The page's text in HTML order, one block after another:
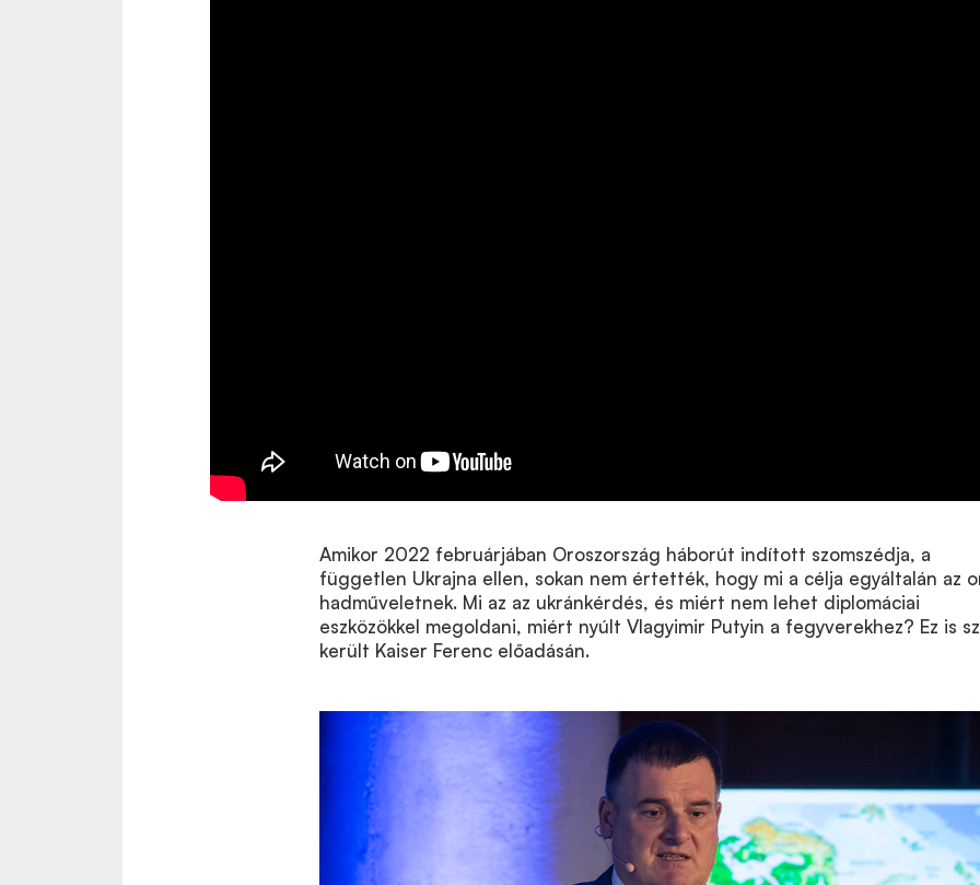
Amikor 2022 februárjában Oroszország háborút indított szomszédja, a
független Ukrajna ellen, sokan nem értették, hogy mi a célja egyáltalán az
hadműveletnek. Mi az az ukránkérdés, és miért nem lehet diplomáciai
eszközökkel megoldani, miért nyúlt Vlagyimir Putyin a fegyverekhez? Ez is
került Kaiser Ferenc előadásán.